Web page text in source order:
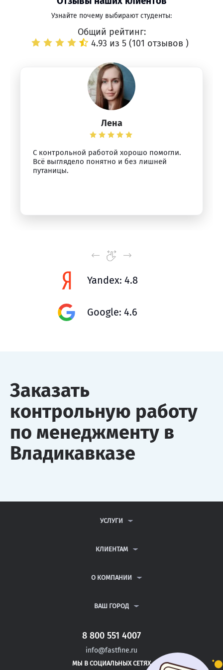
Узнайте почему выбирают студенты:
Общий рейтинг:
4.93 из 5 (101 отзывов )
Лена
С контрольной работой хорошо помогли.
Всё выглядело понятно и без лишней
путаницы.
Yandex: 4.8
Google: 4.6
Заказать
контрольную работу
по менеджменту в
Владикавказе
УСЛУГИ
ДИПЛОМНЫЕ РАБОТЫ
РЕФЕРАТЫ
КЛИЕНТАМ
ВОПРОСЫ И ОТВЕТЫ
ПОЛИТИКА КОНФИДЕНЦИАЛЬНОСТИ
О КОМПАНИИ
КОНТАКТЫ
ВАШ ГОРОД
САНКТ-ПЕТЕРБУРГ
ВЛАДИМИР
ОРЕЛ
8 800 551 4007
info@fastfine.ru
МЫ В СОЦИАЛЬНЫХ СЕТЯХ